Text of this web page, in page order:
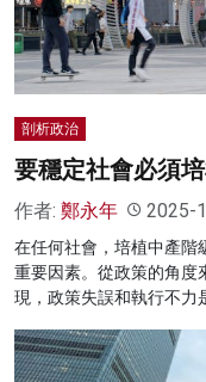
名家榜
灼見活動
剖析政治
要穩定社會必須
作者: 鄭永年 2025-
在任何社會，培植中產階
重要因素。從政策的角度
現，政策失誤和執行不力